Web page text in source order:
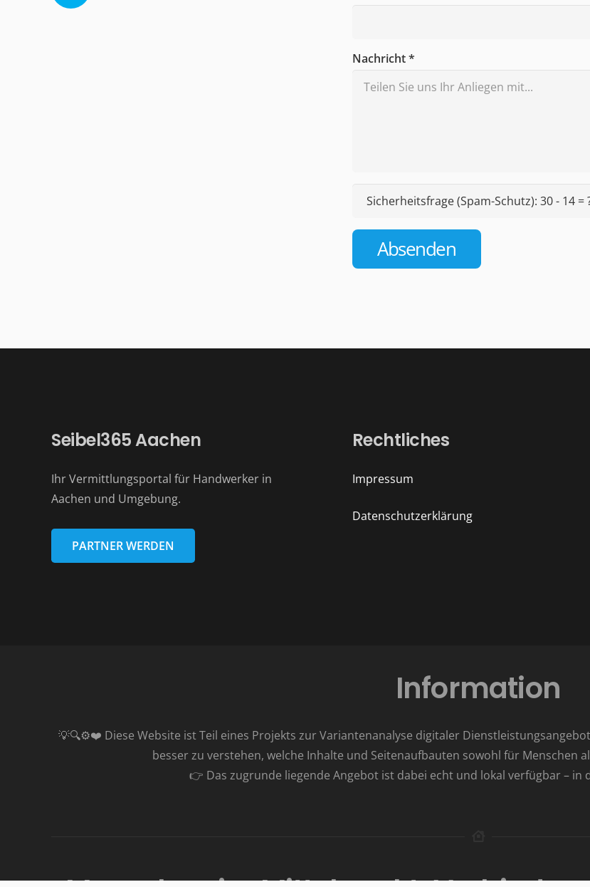
Nachricht *
Sicherheitsfrage (Spam-Schutz):30 - 14 =
Absenden
Seibel365 Aachen
Ihr Vermittlungsportal für Handwerker in
Aachen und Umgebung.
PARTNER WERDEN
Rechtliches
Impressum
Datenschutzerklärung
Information
💡🔍⚙️❤️ Diese Website ist Teil eines Projekts zur Variantenanalyse digitaler
besser zu verstehen, welche Inhalte und Seitenaufbauten sowohl für Menschen
👉 Das zugrunde liegende Angebot ist dabei echt und lokal verfügbar – in